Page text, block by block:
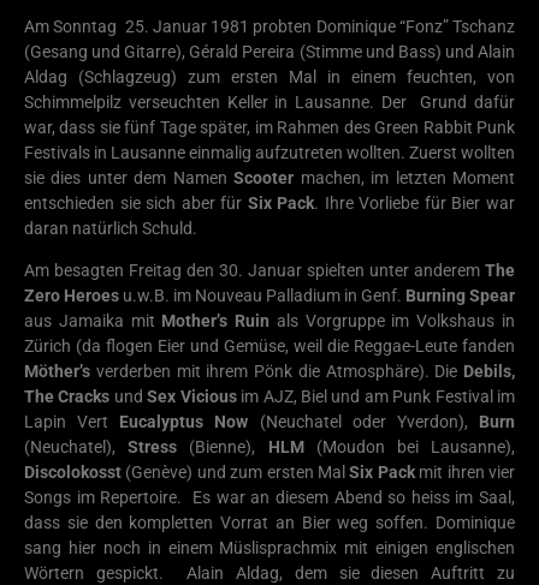
Am Sonntag 25. Januar 1981 probten Dominique “Fonz” Tschanz
(Gesang und Gitarre), Gérald Pereira (Stimme und Bass) und Alain
Aldag (Schlagzeug) zum ersten Mal in einem feuchten, von
Schimmelpilz verseuchten Keller in Lausanne. Der Grund dafür
war, dass sie fünf Tage später, im Rahmen des Green Rabbit Punk
Festivals in Lausanne einmalig aufzutreten wollten. Zuerst wollten
sie dies unter dem NamenScooter machen, im letzten Moment
entschieden sie sich aber für Six Pack. Ihre Vorliebe für Bier war
daran natürlich Schuld.
Am besagten Freitag den 30. Januar spielten unter anderem The
Zero Heroes u.w.B. im Nouveau Palladium in Genf. Burning Spear
aus Jamaika mit Mother’s Ruin als Vorgruppe im Volkshaus in
Zürich (da flogen Eier und Gemüse, weil die Reggae-Leute fanden
Möther’s verderben mit ihrem Pönk die Atmosphäre). Die Debils,
The Cracks undSex Viciousim AJZ, Biel und am Punk Festival im
Lapin Vert Eucalyptus Now (Neuchatel oder Yverdon), Burn
(Neuchatel),Stress (Bienne), HLM (Moudon bei Lausanne),
Discolokosst (Genève) und zum ersten MalSix Packmit ihren vier
Songs im Repertoire. Es war an diesem Abend so heiss im Saal,
dass sie den kompletten Vorrat an Bier weg soffen. Dominique
sang hier noch in einem Müslisprachmix mit einigen englischen
Wörtern gespickt. Alain Aldag, dem sie diesen Auftritt zu